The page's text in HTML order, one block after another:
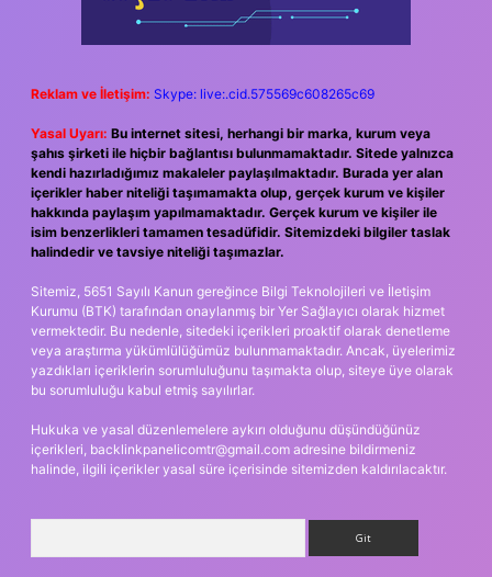
Reklam ve İletişim: Skype: live:.cid.575569c608265c69
Yasal Uyarı: Bu internet sitesi, herhangi bir marka, kurum veya
şahıs şirketi ile hiçbir bağlantısı bulunmamaktadır. Sitede yalnızca
kendi hazırladığımız makaleler paylaşılmaktadır. Burada yer alan
içerikler haber niteliği taşımamakta olup, gerçek kurum ve kişiler
hakkında paylaşım yapılmamaktadır. Gerçek kurum ve kişiler ile
isim benzerlikleri tamamen tesadüfidir. Sitemizdeki bilgiler taslak
halindedir ve tavsiye niteliği taşımazlar.
Sitemiz, 5651 Sayılı Kanun gereğince Bilgi Teknolojileri ve İletişim
Kurumu (BTK) tarafından onaylanmış bir Yer Sağlayıcı olarak hizmet
vermektedir. Bu nedenle, sitedeki içerikleri proaktif olarak denetleme
veya araştırma yükümlülüğümüz bulunmamaktadır. Ancak, üyelerimiz
yazdıkları içeriklerin sorumluluğunu taşımakta olup, siteye üye olarak
bu sorumluluğu kabul etmiş sayılırlar.
Hukuka ve yasal düzenlemelere aykırı olduğunu düşündüğünüz
içerikleri, backlinkpanelicomtr@gmail.com adresine bildirmeniz
halinde, ilgili içerikler yasal süre içerisinde sitemizden kaldırılacaktır.